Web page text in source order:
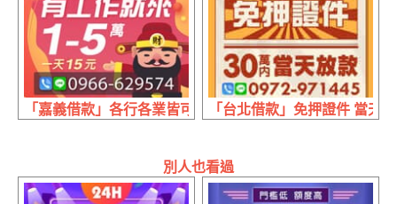
「嘉義借款」各行各業皆可辦 有工作來就借 | 1~5萬 1天15元
「台北借款」免押證件 當天
別人也看過